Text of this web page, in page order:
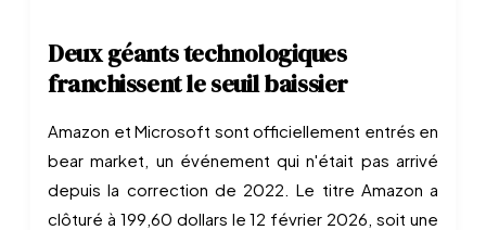
Deux géants technologiques
franchissent le seuil baissier
Amazon et Microsoft sont officiellement entrés en
bear market, un événement qui n'était pas arrivé
depuis la correction de 2022. Le titre Amazon a
clôturé à 199,60 dollars le 12 février 2026, soit une